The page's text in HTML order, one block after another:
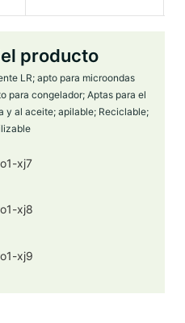
producto
LR; apto para microondas
para congelador; Aptas para el
y al aceite; apilable; Reciclable;